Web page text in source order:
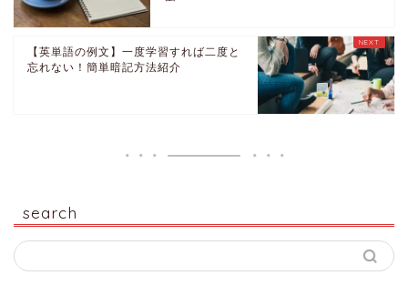
【英単語の例文】一度学習すれば二度と
忘れない！簡単暗記方法紹介
search